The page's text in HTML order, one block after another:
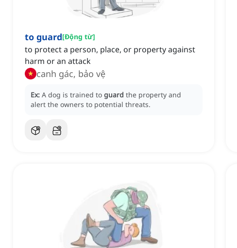
to guard[Động từ]
to protect a person, place, or property against
harm or an attack
canh gác, bảo vệ
Ex: A dog is trained to guard the property and
alert the owners to potential threats.